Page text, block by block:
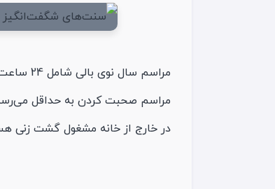
مراسم صحبت کردن به حداقل
در خارج از خانه مشغول گشت زنی